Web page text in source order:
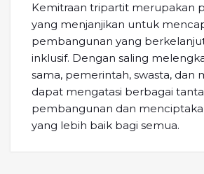
Kemitraan tripartit merupakan
yang menjanjikan untuk
pembangunan yang
inklusif. Dengan saling
sama, pemerintah, swasta, dan
dapat mengatasi berbagai
pembangunan dan
yang lebih baik bagi semua.